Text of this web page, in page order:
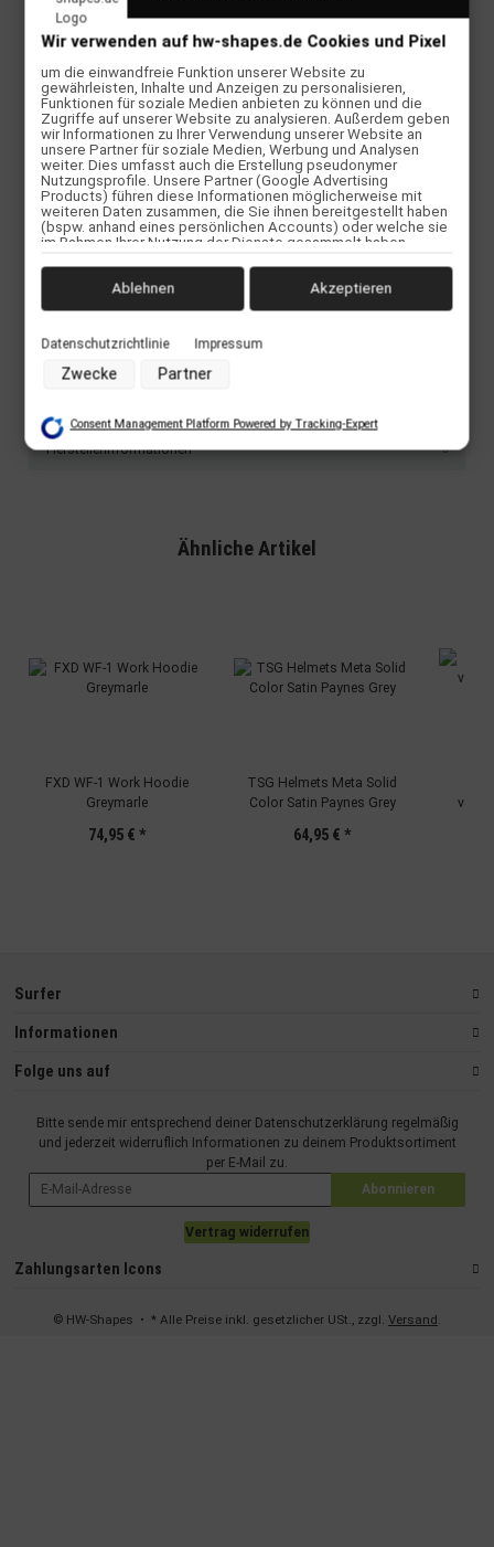
Multisporthelm (Longboarding, Skateboarding, BMX,
Fahrad...)
Auswechslebare Helmpolster
Bewertungen
Herstellerinformationen
Ähnliche Artikel
FXD WF-1 Work Hoodie
Greymarle
74,95 € *
TSG Helmets Meta Solid
Color Satin Paynes Grey
64,95 € *
Surfer
Informationen
Folge uns auf
Bitte sende mir entsprechend deiner Datenschutzerklärung regelmäßig
und jederzeit widerruflich Informationen zu deinem Produktsortiment
per E-Mail zu.
Abonnieren
Vertrag widerrufen
Zahlungsarten Icons
© HW-Shapes • * Alle Preise inkl. gesetzlicher USt., zzgl. Versand
Wir verwenden auf hw-shapes.de Cookies und Pixel
um die einwandfreie Funktion unserer Website zu
gewährleisten, Inhalte und Anzeigen zu personalisieren,
Funktionen für soziale Medien anbieten zu können und die
Zugriffe auf unserer Website zu analysieren. Außerdem geben
wir Informationen zu Ihrer Verwendung unserer Website an
unsere Partner für soziale Medien, Werbung und Analysen
weiter. Dies umfasst auch die Erstellung pseudonymer
Nutzungsprofile. Unsere Partner (Google Advertising
Products) führen diese Informationen möglicherweise mit
weiteren Daten zusammen, die Sie ihnen bereitgestellt haben
(bspw. anhand eines persönlichen Accounts) oder welche sie
im Rahmen Ihrer Nutzung der Dienste gesammelt haben
Nutzung von Cookies und Pixeln können Sie jederzeit
widerrufen, indem Sie auf den Datenschutz-Button links unten
Zwecke der Datenverarbeitung durch unsere Partner:
Speichern von oder Zugriff auf Informationen auf einem
Erstellung von Profilen für personalisierte Werbung
Verwendung von Profilen zur Auswahl personalisierter Werbung
Analyse von Zielgruppen durch Statistiken oder Kombinationen
von Daten aus verschiedenen Quellen
Endgeräteeigenschaften zur Identifikation aktiv abfragen
Datenschutzrichtlinie Impressum
Zwecke Partner
Ablehnen Akzeptieren
Consent Management Platform Powered by Tracking-Expert